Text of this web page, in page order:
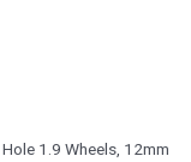
1.9 Wheels, 12mm